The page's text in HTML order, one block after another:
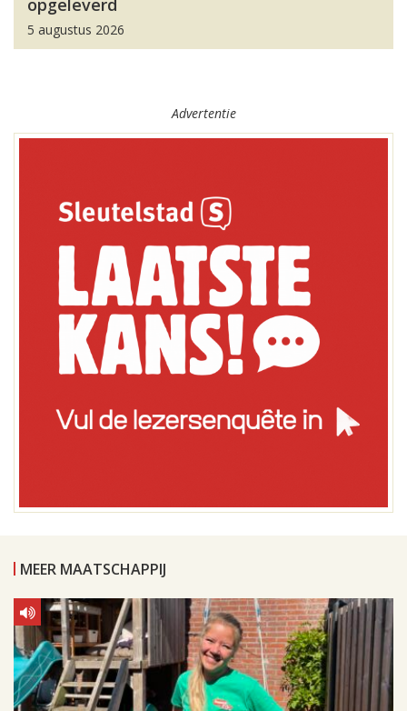
opgeleverd
5 augustus 2026
Advertentie
MEER MAATSCHAPPIJ